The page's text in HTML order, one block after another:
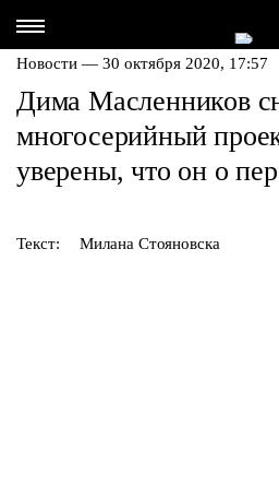
Новости — 30 октября 2020, 17:57
Дима Масленников
многосерийный
уверены, что он о
Текст: Милана Стояновска